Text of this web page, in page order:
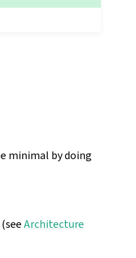
minimal by doing
Architecture